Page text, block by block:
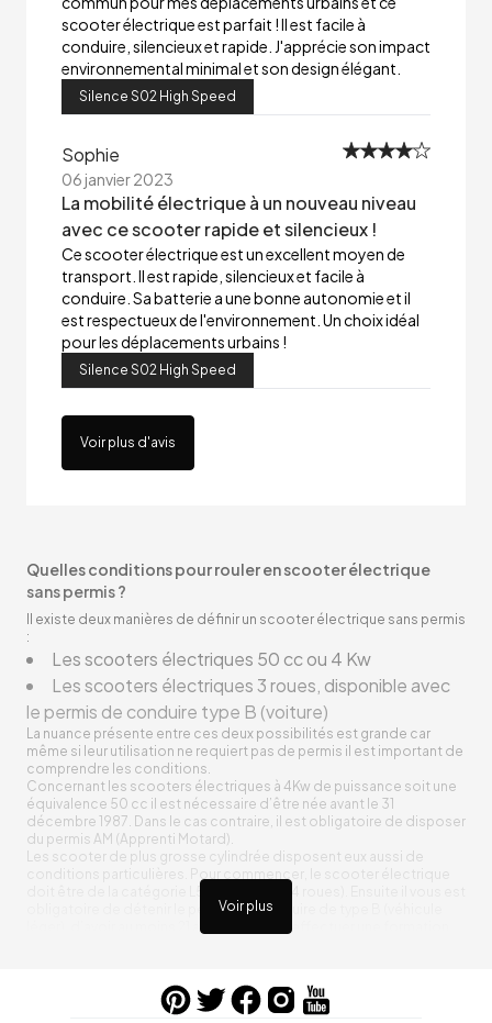
scooter électrique est parfait ! Il est facile à
conduire, silencieux et rapide. J'apprécie son impact
environnemental minimal et son design élégant.
Silence S02 High Speed
Sophie
06 janvier 2023
La mobilité électrique à un nouveau niveau
avec ce scooter rapide et silencieux !
Ce scooter électrique est un excellent moyen de
transport. Il est rapide, silencieux et facile à
conduire. Sa batterie a une bonne autonomie et il
est respectueux de l'environnement. Un choix idéal
pour les déplacements urbains !
Silence S02 High Speed
Voir plus d'avis
Voir plus
Quelles conditions pour rouler en scooter électrique
sans permis ?
Il existe deux manières de définir un scooter électrique sans permis
:
Les scooters électriques 50 cc ou 4 Kw
Les scooters électriques 3 roues, disponible avec
le permis de conduire type B (voiture)
La nuance présente entre ces deux possibilités est grande car
même si leur utilisation ne requiert pas de permis il est important de
comprendre les conditions.
Concernant les scooters électriques à 4Kw de puissance soit une
équivalence 50 cc il est nécessaire d’être née avant le 31
décembre 1987. Dans le cas contraire, il est obligatoire de disposer
du permis AM (Apprenti Motard).
Les scooter de plus grosse cylindrée disposent eux aussi de
obligatoire de détenir le permis de conduire de type B (véhicule
léger), d’avoir au moins 21 ans ainsi que d’effectuer une formation
Comme nous avons pu le citer auparavant, les scooter électrique
50 cc ou 4 Kw ne requiert pas de permis selon votre date de